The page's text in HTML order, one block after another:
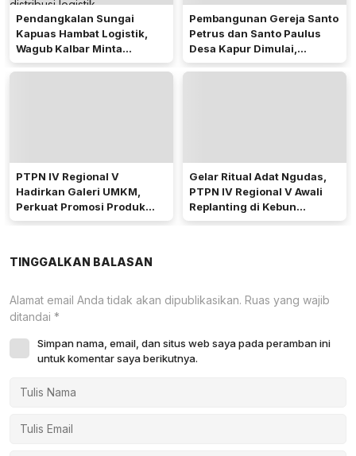
Pendangkalan Sungai
Kapuas Hambat Logistik,
Wagub Kalbar Minta
Pengerukan Diprioritaskan
Pembangunan Gereja Santo
Petrus dan Santo Paulus
Desa Kapur Dimulai,
Pemkab Kubu Raya Siapkan
PTPN IV Regional V
Hadirkan Galeri UMKM,
Perkuat Promosi Produk
Mitra Binaan Melalui Inovasi
Gelar Ritual Adat Ngudas,
PTPN IV Regional V Awali
Replanting di Kebun
Kembayan
TINGGALKAN BALASAN
Alamat email Anda tidak akan dipublikasikan. Ruas yang wajib
ditandai *
Simpan nama, email, dan situs web saya pada peramban ini
untuk komentar saya berikutnya.